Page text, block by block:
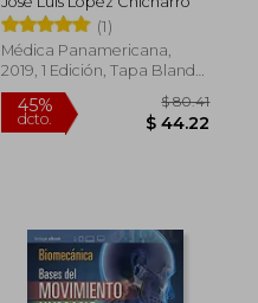
Version Digital): Una
Visión Integrada
(Incluye Versión
Digital)
(1)
Médica Panamericana,
2019, 1 Edición, Tapa Blanda,
Nuevo